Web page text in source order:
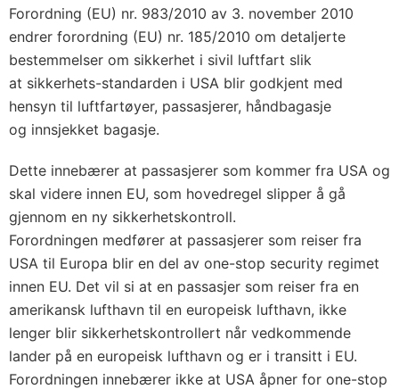
Forordning (EU) nr. 983/2010 av 3. november 2010
endrer forordning (EU) nr. 185/2010 om detaljerte
bestemmelser om sikkerhet i sivil luftfart slik
at sikkerhets-standarden i USA blir godkjent med
hensyn til luftfartøyer, passasjerer, håndbagasje
og innsjekket bagasje.
Dette innebærer at passasjerer som kommer fra USA og
skal videre innen EU, som hovedregel slipper å gå
gjennom en ny sikkerhetskontroll.
Forordningen medfører at passasjerer som reiser fra
USA til Europa blir en del av one-stop security regimet
innen EU. Det vil si at en passasjer som reiser fra en
amerikansk lufthavn til en europeisk lufthavn, ikke
lenger blir sikkerhetskontrollert når vedkommende
lander på en europeisk lufthavn og er i transitt i EU.
Forordningen innebærer ikke at USA åpner for one-stop